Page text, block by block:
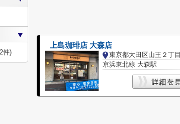
上島珈琲店 大森店
東京都大田区山王２丁目
京浜東北線 大森駅
件)